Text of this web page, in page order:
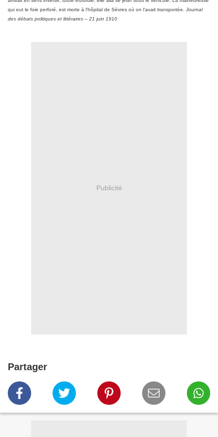
qui eut le foie perforé, est morte à l'hôpital de Sèvres où on l'avait transportée. Journal
des débats politiques et littéraires – 21 juin 1910
Publicité
Partager